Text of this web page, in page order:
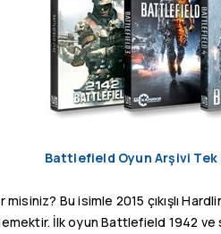
Battlefield Oyun Arşivi Tek
Bu isimle 2015 çıkışlı
İlk oyun Battlefield 1942